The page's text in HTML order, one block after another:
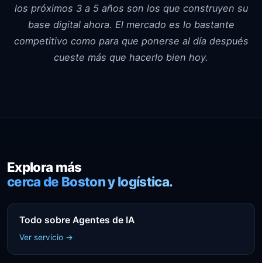
los próximos 3 a 5 años son los que construyen su
base digital ahora. El mercado es lo bastante
competitivo como para que ponerse al día después
cueste más que hacerlo bien hoy.
Explora más
cerca de Boston y logística.
Todo sobre Agentes de IA
Ver servicio →